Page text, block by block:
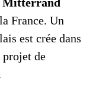
France. Un
est crée dans
projet de